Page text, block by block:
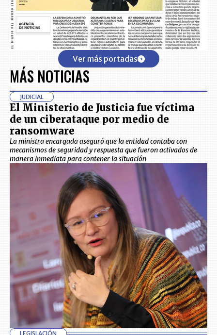
Ver más portadas
MÁS NOTICIAS
JUDICIAL
El Ministerio de Justicia fue víctima
de un ciberataque por medio de
ransomware
La ministra encargada aseguró que la entidad contaba con
mecanismos de seguridad y respuesta que fueron activados de
manera inmediata para contener la situación
LEGISLACIÓN